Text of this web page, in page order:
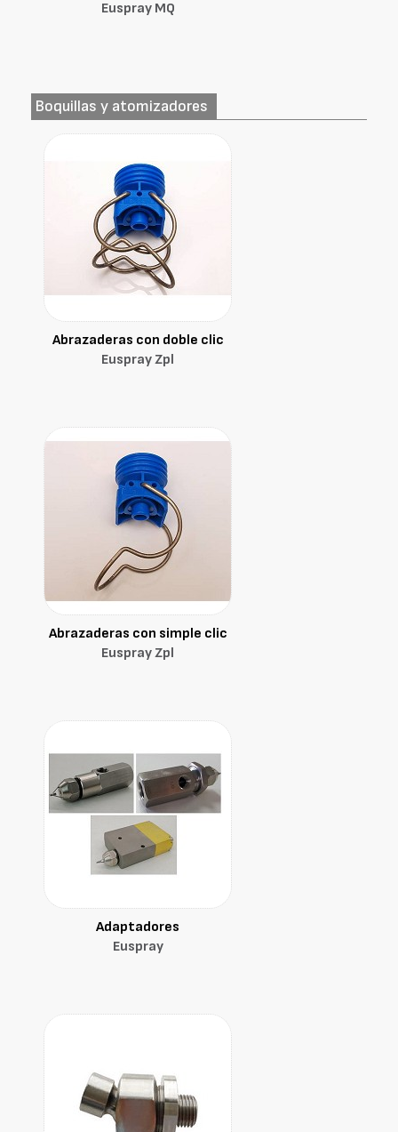
Euspray MQ
Boquillas y atomizadores
Abrazaderas con doble clic
Euspray Zpl
Abrazaderas con simple clic
Euspray Zpl
Adaptadores
Euspray